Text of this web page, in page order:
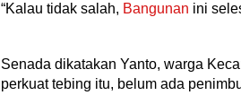
“Kalau tidak salah, Bangunan ini
Senada dikatakan Yanto, warga
perkuat tebing itu, belum ada